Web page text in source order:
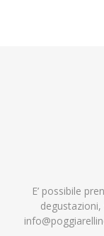
E’ possibile